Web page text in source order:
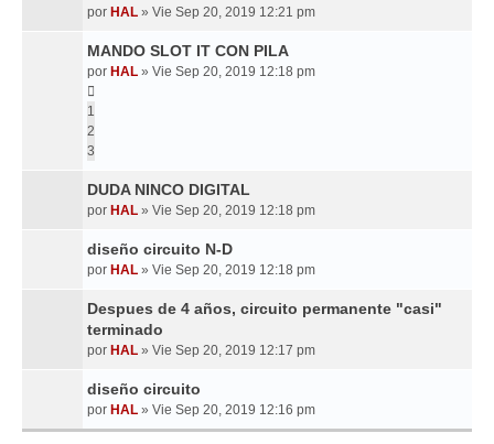
por HAL » Vie Sep 20, 2019 12:21 pm
MANDO SLOT IT CON PILA
por HAL » Vie Sep 20, 2019 12:18 pm
1
2
3
DUDA NINCO DIGITAL
por HAL » Vie Sep 20, 2019 12:18 pm
diseño circuito N-D
por HAL » Vie Sep 20, 2019 12:18 pm
Despues de 4 años, circuito permanente "casi"
terminado
por HAL » Vie Sep 20, 2019 12:17 pm
diseño circuito
por HAL » Vie Sep 20, 2019 12:16 pm